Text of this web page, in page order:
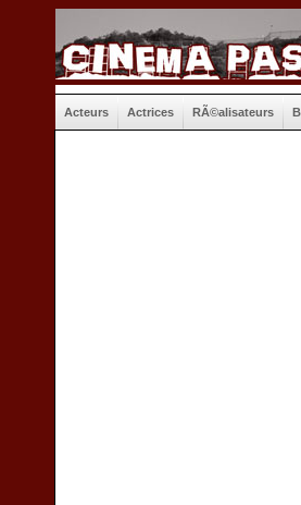
Acteurs Actrices RÃ©alisateurs